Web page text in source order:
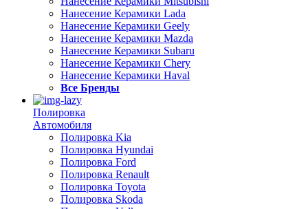
Нанесение Керамики Lada
Нанесение Керамики Geely
Нанесение Керамики Mazda
Нанесение Керамики Subaru
Нанесение Керамики Chery
Нанесение Керамики Haval
Все Бренды
Полировка
Автомобиля
Полировка Kia
Полировка Hyundai
Полировка Ford
Полировка Renault
Полировка Toyota
Полировка Skoda